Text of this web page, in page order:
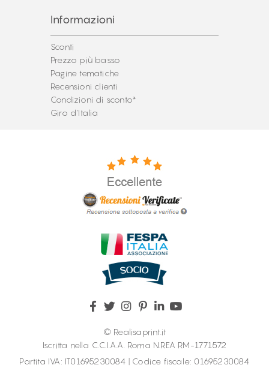
Informazioni
Sconti
Prezzo più basso
Pagine tematiche
Recensioni clienti
Condizioni di sconto*
Giro d'Italia
© Realisaprint.it
Iscritta nella C.C.I.A.A. Roma N.REA RM-1771572
Partita IVA: IT01695230084 | Codice fiscale: 01695230084